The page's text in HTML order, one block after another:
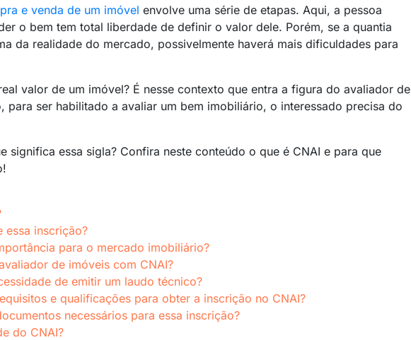
e venda de um imóvel envolve uma série de etapas. Aqui, a pessoa
o bem tem total liberdade de definir o valor dele. Porém, se a quantia
da realidade do mercado, possivelmente haverá mais dificuldades para
valor de um imóvel? É nesse contexto que entra a figura do avaliador de
para ser habilitado a avaliar um bem imobiliário, o interessado precisa do
significa essa sigla? Confira neste conteúdo o que é CNAI e para que
essa inscrição?
para o mercado imobiliário?
de imóveis com CNAI?
de emitir um laudo técnico?
e qualificações para obter a inscrição no CNAI?
necessários para essa inscrição?
do CNAI?